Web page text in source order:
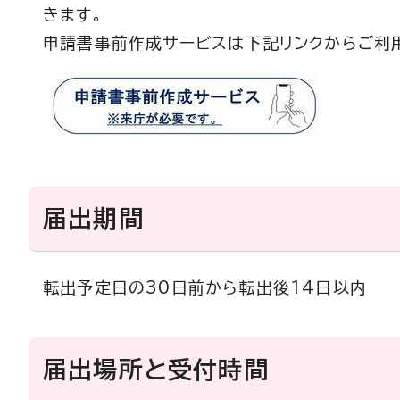
きます。
申請書事前作成サービスは下記リンクからご利
届出期間
転出予定日の30日前から転出後14日以内
届出場所と受付時間